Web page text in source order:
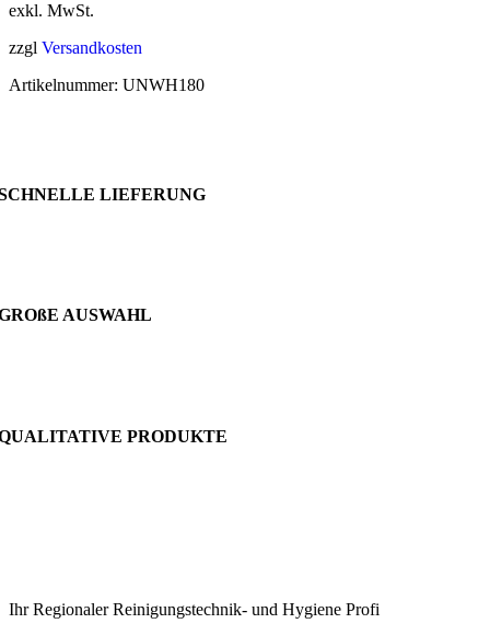
exkl. MwSt.
zzgl Versandkosten
Artikelnummer: UNWH180
LIEFERUNG
AUSWAHL
PRODUKTE
Ihr Regionaler Reinigungstechnik- und Hygiene Profi